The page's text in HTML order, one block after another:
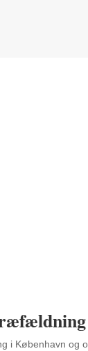
i København og